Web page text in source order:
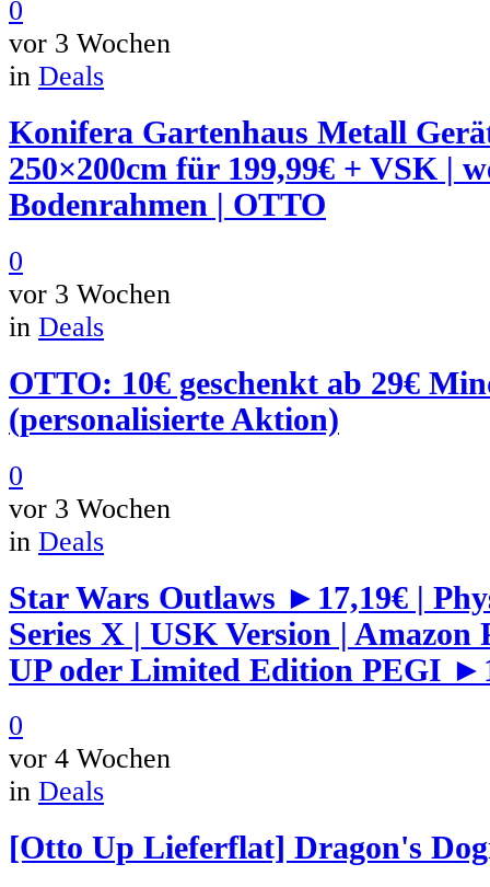
0
vor 3 Wochen
in Deals
Konifera Gartenhaus Metall
250×200cm für 199,99€ + VSK |
Bodenrahmen | OTTO
0
vor 3 Wochen
in Deals
OTTO: 10€ geschenkt ab 29€
(personalisierte Aktion)
0
vor 3 Wochen
in Deals
Star Wars Outlaws ►17,19€ |
Series X | USK Version |
UP oder Limited Edition PEGI
0
vor 4 Wochen
in Deals
[Otto Up Lieferflat] Dragon's